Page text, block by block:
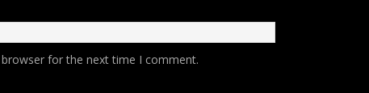
for the next time I comment.